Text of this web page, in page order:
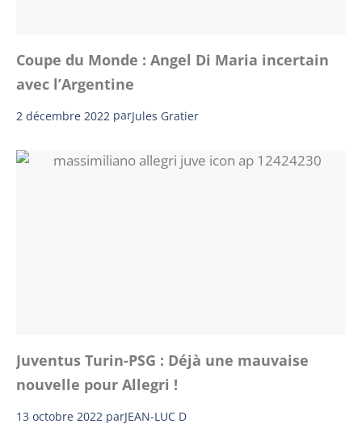
Coupe du Monde : Angel Di Maria incertain
avec l’Argentine
2 décembre 2022 parJules Gratier
Juventus Turin-PSG : Déjà une mauvaise
nouvelle pour Allegri !
13 octobre 2022 parJEAN-LUC D